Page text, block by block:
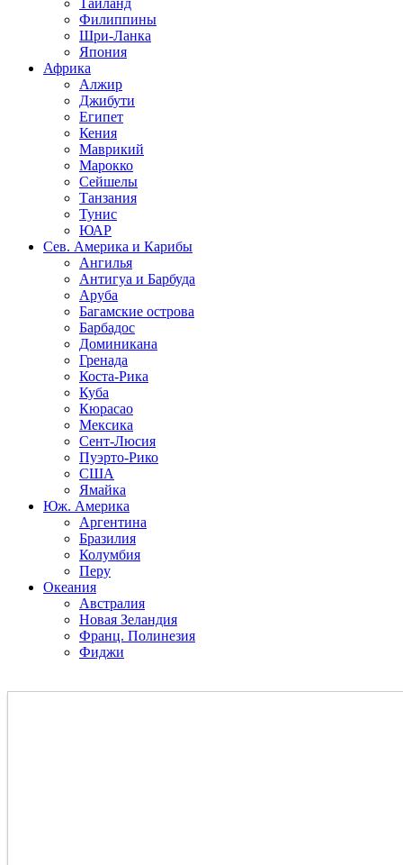
Таиланд
Филиппины
Шри-Ланка
Япония
Африка
Алжир
Джибути
Египет
Кения
Маврикий
Марокко
Сейшелы
Танзания
Тунис
ЮАР
Сев. Америка и Карибы
Ангилья
Антигуа и Барбуда
Аруба
Багамские острова
Барбадос
Доминикана
Гренада
Коста-Рика
Куба
Кюрасао
Мексика
Сент-Люсия
Пуэрто-Рико
США
Ямайка
Юж. Америка
Аргентина
Бразилия
Колумбия
Перу
Океания
Австралия
Новая Зеландия
Франц. Полинезия
Фиджи